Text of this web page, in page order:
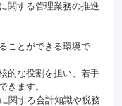
関する管理業務の推進
ことができる環境で
的な役割を担い、若手
きます。
関する会計知識や税務